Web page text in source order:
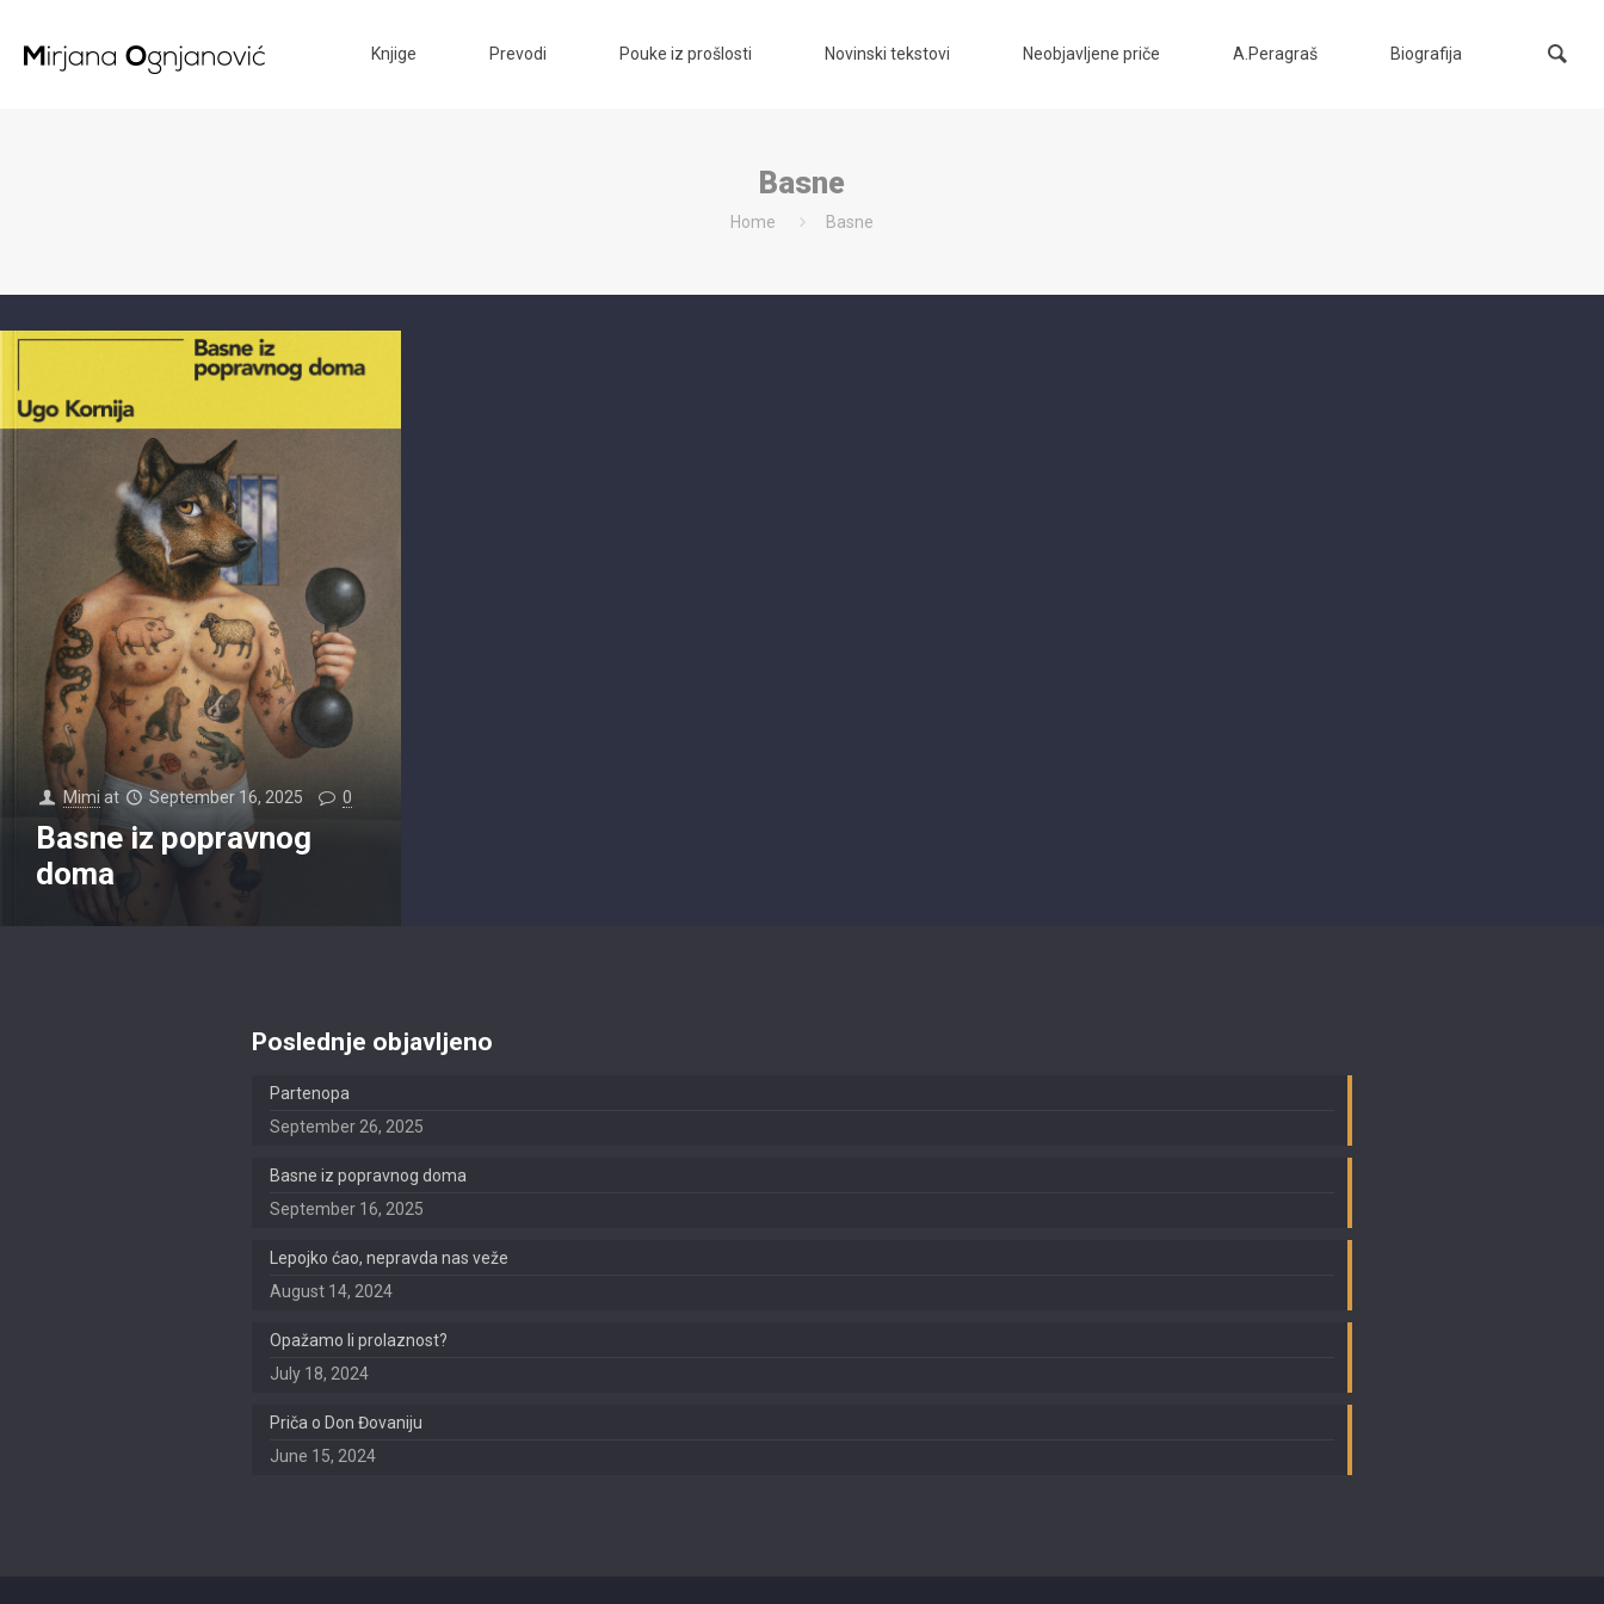
Knjige Prevodi Pouke iz prošlosti Novinski tekstovi Neobjavljene priče A.Peragraš Biografija
Basne
Home Basne
Mimi at September 16, 2025 0
Basne iz popravnog
doma
Poslednje objavljeno
Partenopa
September 26, 2025
Basne iz popravnog doma
September 16, 2025
Lepojko ćao, nepravda nas veže
August 14, 2024
Opažamo li prolaznost?
July 18, 2024
Priča o Don Đovaniju
June 15, 2024